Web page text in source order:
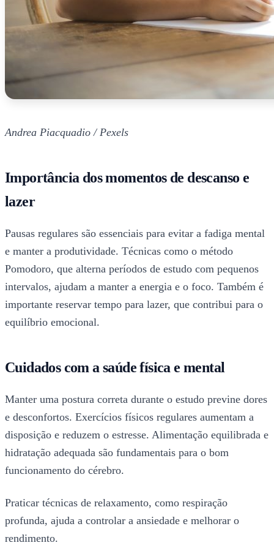
Andrea Piacquadio / Pexels
Importância dos momentos de descanso e
lazer
Pausas regulares são essenciais para evitar a fadiga mental
e manter a produtividade. Técnicas como o método
Pomodoro, que alterna períodos de estudo com pequenos
intervalos, ajudam a manter a energia e o foco. Também é
importante reservar tempo para lazer, que contribui para o
equilíbrio emocional.
Cuidados com a saúde física e mental
Manter uma postura correta durante o estudo previne dores
e desconfortos. Exercícios físicos regulares aumentam a
disposição e reduzem o estresse. Alimentação equilibrada e
hidratação adequada são fundamentais para o bom
funcionamento do cérebro.
Praticar técnicas de relaxamento, como respiração
profunda, ajuda a controlar a ansiedade e melhorar o
rendimento.